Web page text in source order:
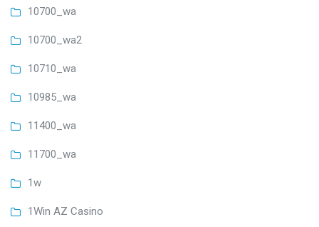
10700_wa
10700_wa2
10710_wa
10985_wa
11400_wa
11700_wa
1w
1Win AZ Casino